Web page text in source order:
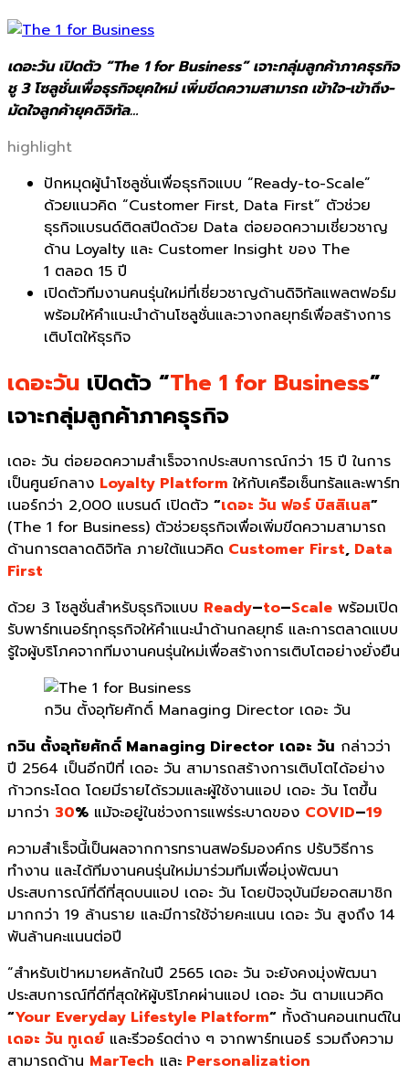
เดอะวัน เปิดตัว “The 1 for Business” เจาะกลุ่มลูกค้าภาคธุรกิจ
ชู 3 โซลูชั่นเพื่อธุรกิจยุคใหม่ เพิ่มขีดความสามารถ เข้าใจ-เข้าถึง-
มัดใจลูกค้ายุคดิจิทัล…
highlight
ปักหมุดผู้นำโซลูชั่นเพื่อธุรกิจแบบ “Ready-to-Scale”
ด้วยแนวคิด “Customer First, Data First” ตัวช่วย
ธุรกิจแบรนด์ติดสปีดด้วย Data ต่อยอดความเชี่ยวชาญ
ด้าน Loyalty และ Customer Insight ของ The
1 ตลอด 15 ปี
เปิดตัวทีมงานคนรุ่นใหม่ที่เชี่ยวชาญด้านดิจิทัลแพลตฟอร์ม
พร้อมให้คำแนะนำด้านโซลูชั่นและวางกลยุทธ์เพื่อสร้างการ
เติบโตให้ธุรกิจ
เดอะวัน เปิดตัว “The 1 for Business”
เจาะกลุ่มลูกค้าภาคธุรกิจ
เดอะ วัน ต่อยอดความสำเร็จจากประสบการณ์กว่า 15 ปี ในการ
เป็นศูนย์กลาง Loyalty Platform ให้กับเครือเซ็นทรัลและพาร์ท
เนอร์กว่า 2,000 แบรนด์ เปิดตัว “เดอะ วัน ฟอร์ บิสสิเนส”
(The 1 for Business) ตัวช่วยธุรกิจเพื่อเพิ่มขีดความสามารถ
ด้านการตลาดดิจิทัล ภายใต้แนวคิด Customer First, Data
First
ด้วย 3 โซลูชั่นสำหรับธุรกิจแบบ Ready–to–Scale พร้อมเปิด
รับพาร์ทเนอร์ทุกธุรกิจให้คำแนะนำด้านกลยุทธ์ และการตลาดแบบ
รู้ใจผู้บริโภคจากทีมงานคนรุ่นใหม่เพื่อสร้างการเติบโตอย่างยั่งยืน
กวิน ตั้งอุทัยศักดิ์ Managing Director เดอะ วัน
กวิน ตั้งอุทัยศักดิ์ Managing Director เดอะ วัน กล่าวว่า
ปี 2564 เป็นอีกปีที่ เดอะ วัน สามารถสร้างการเติบโตได้อย่าง
ก้าวกระโดด โดยมีรายได้รวมและผู้ใช้งานแอป เดอะ วัน โตขึ้น
มากว่า 30% แม้จะอยู่ในช่วงการแพร่ระบาดของ COVID–19
ความสำเร็จนี้เป็นผลจากการทรานสฟอร์มองค์กร ปรับวิธีการ
ทำงาน และได้ทีมงานคนรุ่นใหม่มาร่วมทีมเพื่อมุ่งพัฒนา
ประสบการณ์ที่ดีที่สุดบนแอป เดอะ วัน โดยปัจจุบันมียอดสมาชิก
มากกว่า 19 ล้านราย และมีการใช้จ่ายคะแนน เดอะ วัน สูงถึง 14
พันล้านคะแนนต่อปี
“สำหรับเป้าหมายหลักในปี 2565 เดอะ วัน จะยังคงมุ่งพัฒนา
ประสบการณ์ที่ดีที่สุดให้ผู้บริโภคผ่านแอป เดอะ วัน ตามแนวคิด
“Your Everyday Lifestyle Platform“ ทั้งด้านคอนเทนต์ใน
เดอะ วัน ทูเดย์และรีวอร์ดต่าง ๆ จากพาร์ทเนอร์ รวมถึงความ
สามารถด้าน MarTech และ Personalization